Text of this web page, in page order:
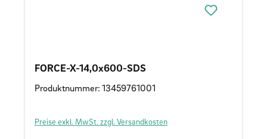
FORCE-X-14,0x600-SDS
Produktnummer: 13459761001
Preise exkl. MwSt. zzgl. Versandkosten